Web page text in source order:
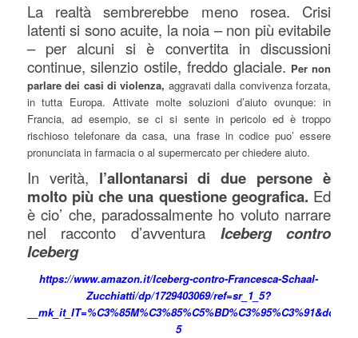
La realtà sembrerebbe meno rosea. Crisi
latenti si sono acuite, la noia – non più evitabile
– per alcuni si è convertita in discussioni
continue, silenzio ostile, freddo glaciale. Per non
parlare dei casi di violenza, aggravati dalla convivenza forzata,
in tutta Europa. Attivate molte soluzioni d’aiuto ovunque: in
Francia, ad esempio, se ci si sente in pericolo ed è troppo
rischioso telefonare da casa, una frase in codice puo’ essere
pronunciata in farmacia o al supermercato per chiedere aiuto.
In verità, l’allontanarsi di due persone è
molto più che una questione geografica. Ed
è cio’ che, paradossalmente ho voluto narrare
nel racconto d’avventura Iceberg contro
Iceberg
https://www.amazon.it/Iceberg-contro-Francesca-Schaal-
Zucchiatti/dp/1729403069/ref=sr_1_5?
5